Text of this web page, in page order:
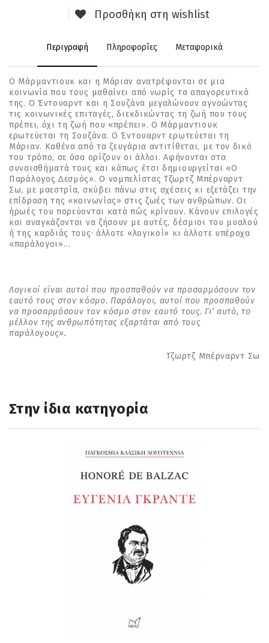
Προσθήκη στη wishlist
Περιγραφή Πληροφορίες Μεταφορικά
Ο Μάρµαντιουκ και η Μάριαν ανατρέφονται σε µια
κοινωνία που τους µαθαίνει από νωρίς τα απαγορευτικά
της. Ο Έντουαρντ και η Σουζάνα µεγαλώνουν αγνοώντας
τις κοινωνικές επιταγές, διεκδικώντας τη ζωή που τους
πρέπει, όχι τη ζωή που «πρέπει». Ο Μάρµαντιουκ
ερωτεύεται τη Σουζάνα. Ο Έντουαρντ ερωτεύεται τη
Μάριαν. Καθένα από τα ζευγάρια αντιτίθεται, µε τον δικό
του τρόπο, σε όσα ορίζουν οι άλλοι. Αφήνονται στα
συναισθήµατά τους και κάπως έτσι δηµιουργείται «Ο
Παράλογος ∆εσµός». Ο νοµπελίστας Τζωρτζ Μπέρναρντ
Σω, µε µαεστρία, σκύβει πάνω στις σχέσεις κι εξετάζει την
επίδραση της «κοινωνίας» στις ζωές των ανθρώπων. Οι
ήρωές του πορεύονται κατά πώς κρίνουν. Κάνουν επιλογές
και αναγκάζονται να ζήσουν µε αυτές, δέσµιοι του µυαλού
ή της καρδιάς τους· άλλοτε «λογικοί» κι άλλοτε υπέροχα
«παράλογοι»…
Λογικοί είναι αυτοί που προσπαθούν να προσαρµόσουν τον
εαυτό τους στον κόσµο. Παράλογοι, αυτοί που προσπαθούν
να προσαρµόσουν τον κόσµο στον εαυτό τους. Γι’ αυτό, το
µέλλον της ανθρωπότητας εξαρτάται από τους
παράλογους».
Τζωρτζ Μπέρναρντ Σω
Στην ίδια κατηγορία